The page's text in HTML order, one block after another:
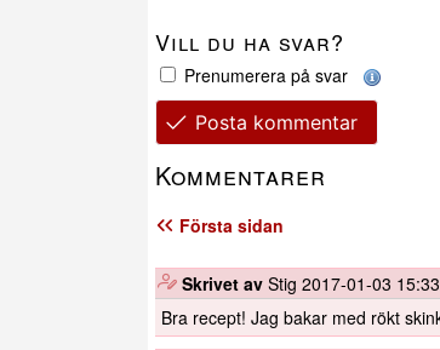
Vill du ha svar?
Prenumerera på svar
Posta kommentar
Kommentarer
Första sidan
Skrivet av Stig 2017-01-03 15:33
Bra recept! Jag bakar med rökt